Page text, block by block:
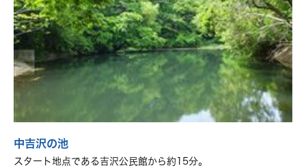
中吉沢の池
スタート地点である吉沢公民館から約15分。